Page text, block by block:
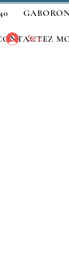
Se